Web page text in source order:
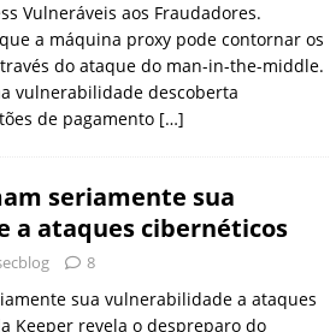
Vulneráveis ​​aos Fraudadores.
a máquina proxy pode contornar os
do ataque do man-in-the-middle.
vulnerabilidade descoberta
de pagamento […]
seriamente sua
a ataques cibernéticos
8
sua vulnerabilidade a ataques
Keeper revela o despreparo do